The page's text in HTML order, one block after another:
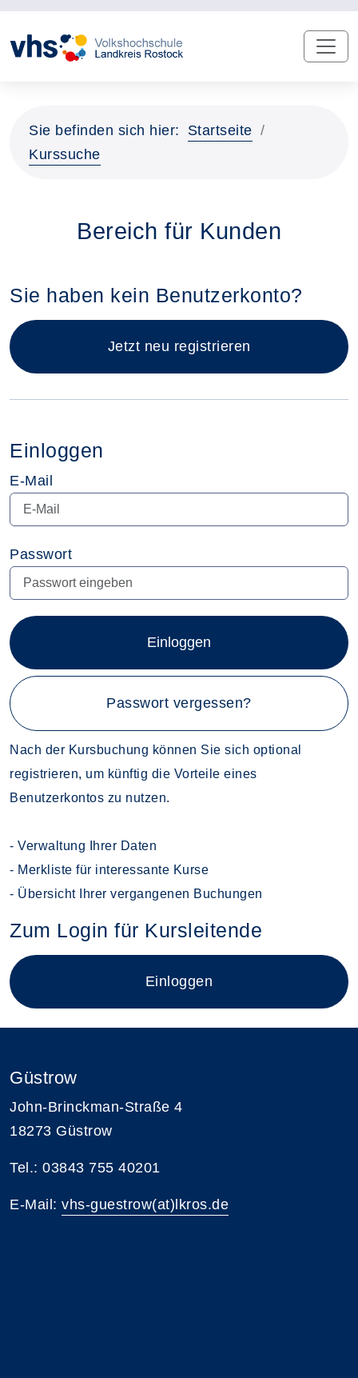
Sie befinden sich hier:
Startseite
Kurssuche
Bereich für Kunden
Sie haben kein Benutzerkonto?
Jetzt neu registrieren
Einloggen
E-Mail
Passwort
Einloggen
Passwort vergessen?
Nach der Kursbuchung können Sie sich optional
registrieren, um künftig die Vorteile eines
Benutzerkontos zu nutzen.
- Verwaltung Ihrer Daten
- Merkliste für interessante Kurse
- Übersicht Ihrer vergangenen Buchungen
Zum Login für Kursleitende
Login für Kursleitende im
Einloggen
Güstrow
John-Brinckman-Straße 4
18273 Güstrow
Tel.: 03843 755 40201
E-Mail: vhs-guestrow(at)lkros.de